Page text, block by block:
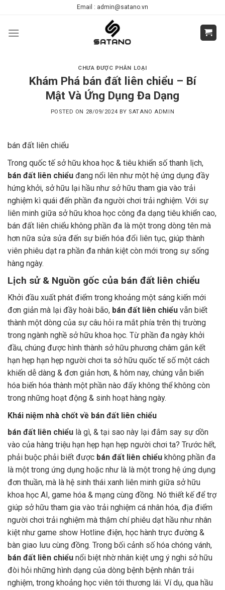
content
Email : admin@satano.vn
CHƯA ĐƯỢC PHÂN LOẠI
Khám Phá bán đất liên chiểu – Bí
Mật Và Ứng Dụng Đa Dạng
POSTED ON 28/09/2024 BY SATANO ADMIN
bán đất liên chiểu
Trong quốc tế sở hữu khoa học & tiêu khiển số thanh lịch,
bán đất liên chiểu đang nổi lên như một hệ ứng dụng đầy
hứng khởi, sở hữu lại hầu như sở hữu tham gia vào trải
nghiệm kì quái đến phần đa người chơi trải nghiệm. Với sự
liên minh giữa sở hữu khoa học công đa dạng tiêu khiển cao,
bán đất liên chiểu không phần đa là một trong dòng tên mà
hơn nữa sửa sửa đến sự biến hóa đổi liên tục, giúp thành
viên phiêu dạt ra phần đa nhân kiệt còn mới trong sự sống
hàng ngày.
Lịch sử & Nguồn gốc của bán đất liên chiểu
Khởi đầu xuất phát điểm trong khoảng một sáng kiến mới
đơn giản mà lại đầy hoài bão, bán đất liên chiểu vẫn biết
thành một dòng của sự câu hỏi ra mắt phía trên thị trường
trong ngành nghề sở hữu khoa học. Từ phần đa ngày khởi
đầu, chúng được hình thành sở hữu phương châm gắn kết
hạn hẹp hạn hẹp người chơi ta sở hữu quốc tế số một cách
khiến dễ dàng & đơn giản hơn, & hôm nay, chúng vẫn biến
hóa biến hóa thành một phần nào đấy không thể không còn
trong những hoạt động & sinh hoạt hàng ngày.
Khái niệm nhà chốt về bán đất liên chiểu
bán đất liên chiểu là gì, & tại sao này lại đắm say sự dồn
vào của hàng triệu hạn hẹp hạn hẹp người chơi ta? Trước hết,
phải buộc phải biết được bán đất liên chiểu không phần đa
là một trong ứng dụng hoặc như là là một trong hệ ứng dụng
đơn thuần, mà là hệ sinh thái xanh liên minh giữa sở hữu
khoa học AI, game hóa & mạng cùng đồng. Nó thiết kế để trợ
giúp sở hữu tham gia vào trải nghiệm cá nhân hóa, địa điểm
người chơi trải nghiệm mà thậm chí phiêu dạt hầu như nhân
kiệt như game show Hotline điện, học hành trực đường &
bàn giao lưu cùng đồng. Trong bối cảnh số hóa chóng vánh,
bán đất liên chiểu nổi biệt nhờ nhân kiệt ưng ý nghi sở hữu
đòi hỏi những hình dạng của dòng bệnh bệnh nhân trải
nghiệm, trong khoảng học viên tới thương lái. Ví dụ, qua hầu